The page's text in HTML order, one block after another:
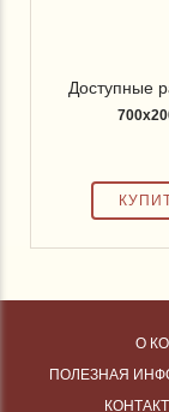
Доступные
О
ПОЛЕЗНАЯ